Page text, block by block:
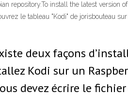
repository.To install the latest version
le tableau "Kodi" de jorisbouteau
deux façons
Kodi sur un
devez écrire le